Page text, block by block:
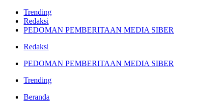
Trending
Redaksi
PEDOMAN PEMBERITAAN MEDIA SIBER
Redaksi
PEDOMAN PEMBERITAAN MEDIA SIBER
Trending
Beranda